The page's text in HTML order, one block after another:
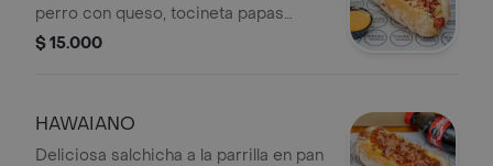
perro con queso, tocineta papas
chips y salsas
$ 15.000
HAWAIANO
Deliciosa salchicha a la parrilla en pan